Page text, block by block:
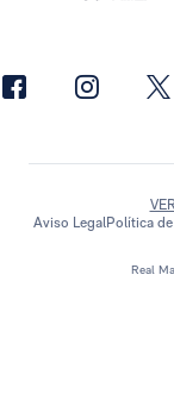
Real
Aviso LegalPolítica